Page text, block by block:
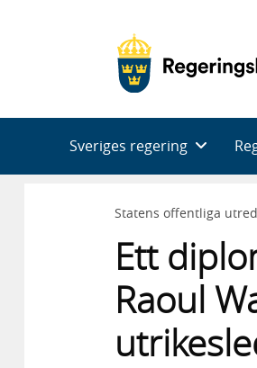
Sveriges regering
Statens offentliga
Ett
Raoul